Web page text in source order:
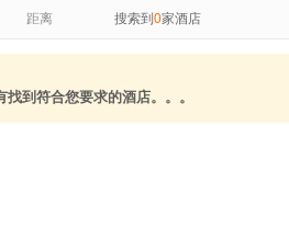
距离 搜索到 0家酒店
找到符合您要求的酒店。。。